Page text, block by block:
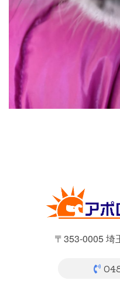
〒353-0005 埼